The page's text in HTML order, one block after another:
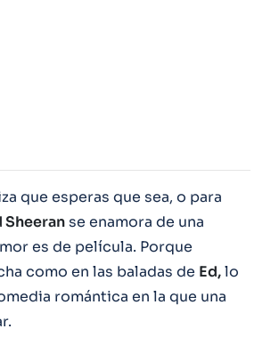
que esperas que sea, o para
Sheeranse enamora de una
es de película. Porque
como en las baladas de Ed,lo
romántica en la que una